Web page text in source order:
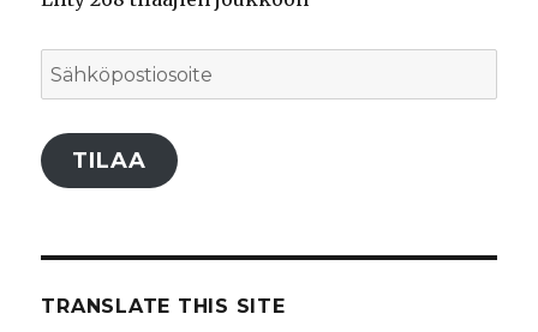
Sähköpostiosoite
TILAA
TRANSLATE THIS SITE